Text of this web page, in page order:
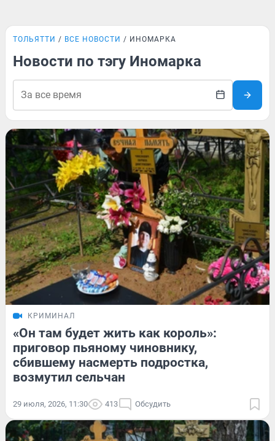
ТОЛЬЯТТИ ВСЕ НОВОСТИ ИНОМАРКА
Новости по тэгу Иномарка
КРИМИНАЛ
«Он там будет жить как король»:
приговор пьяному чиновнику,
сбившему насмерть подростка,
возмутил сельчан
29 июля, 2026, 11:30 413 Обсудить